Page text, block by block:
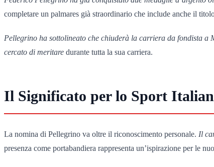
completare un palmares già straordinario che include anche il
Pellegrino ha sottolineato che chiuderà la carriera da fondista
cercato di meritare durante tutta la sua carriera.
Il Significato per lo Sport
La nomina di Pellegrino va oltre il riconoscimento personale. Il
presenza come portabandiera rappresenta un’ispirazione per le